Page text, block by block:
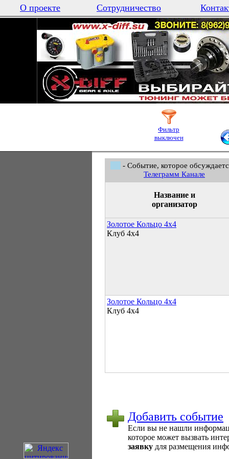
О проекте Сотрудничество
Фильтр
выключен
- Событие, которое
Телеграмм Канале
Название и
организатор
Золотое Кольцо 4х4
Клуб 4х4
Золотое Кольцо 4х4
Клуб 4х4
Добавить событие
Если вы не нашли
которое может вызвать
заявку для размещения